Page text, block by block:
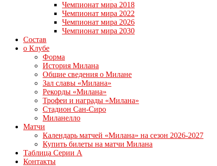
Чемпионат мира 2018
Чемпионат мира 2022
Чемпионат мира 2026
Чемпионат мира 2030
Состав
о Клубе
Форма
История Милана
Общие сведения о Милане
Зал славы «Милана»
Рекорды «Милана»
Трофеи и награды «Милана»
Стадион Сан-Сиро
Миланелло
Матчи
Календарь матчей «Милана» на сезон 2026-2027
Купить билеты на матчи Милана
Таблица Серии А
Контакты